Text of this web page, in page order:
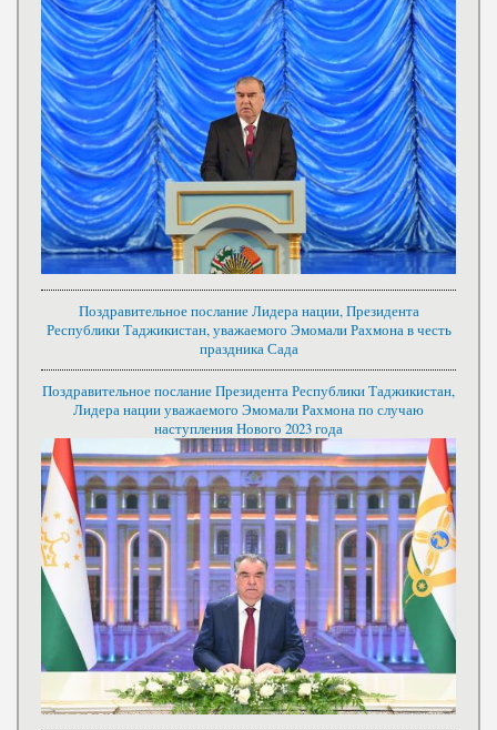
Поздравительное послание Лидера нации, Президента
Республики Таджикистан, уважаемого Эмомали Рахмона в честь
праздника Сада
Поздравительное послание Президента Республики Таджикистан,
Лидера нации уважаемого Эмомали Рахмона по случаю
наступления Нового 2023 года